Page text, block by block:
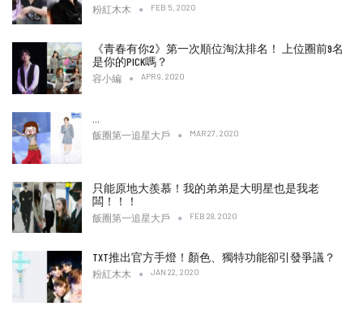
粉紅木木 FEB 5, 2020
《青春有你2》第一次順位淘汰排名！ 上位圈前9名
是你的PICK嗎？
容小編 APR 9, 2020
飯圈第一追星大戶 MAR 27, 2020
只能原地大羨慕！我的弟弟是大明星也是我老
闆！！！
飯圈第一追星大戶 FEB 28, 2020
TXT推出官方手燈！顏色、獨特功能卻引發爭議？
粉紅木木 JAN 22, 2020